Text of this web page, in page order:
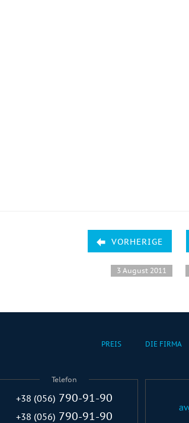
VORHERIGE
3 August 2011
PREIS DIE FIRMA
Telefon
+38 (056) 790-91-90
+38 (056) 790-91-90